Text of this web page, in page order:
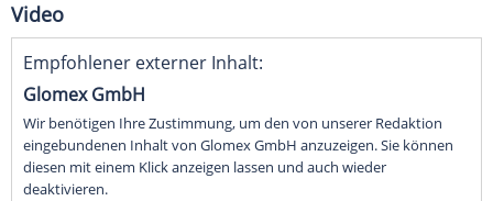
Video
Empfohlener externer Inhalt:
Glomex GmbH
Wir benötigen Ihre Zustimmung, um den von unserer Redaktion
eingebundenen Inhalt von Glomex GmbH anzuzeigen. Sie können
diesen mit einem Klick anzeigen lassen und auch wieder
deaktivieren.